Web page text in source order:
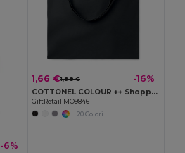
-6%
1,66 €1,98 € -16%
COTTONEL COLOUR ++ Shopper in cotone da 180gr MO9846-
GiftRetail MO9846
+20 Colori